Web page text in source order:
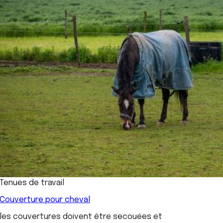
Tenues de travail
Couverture pour cheval
les couvertures doivent être secouées et